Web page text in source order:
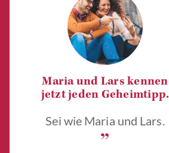
Maria und Lars kennen
jetzt jeden Geheimtipp.
Sei wie Maria und Lars.
„